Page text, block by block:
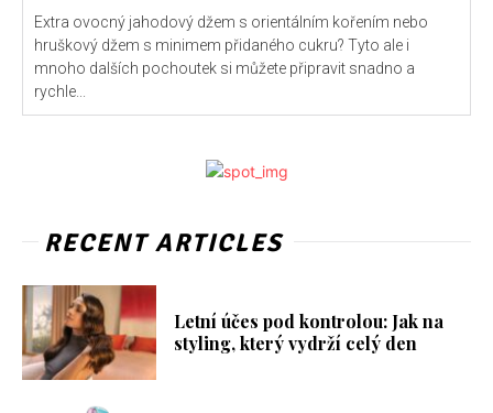
Extra ovocný jahodový džem s orientálním kořením nebo
hruškový džem s minimem přidaného cukru? Tyto ale i
mnoho dalších pochoutek si můžete připravit snadno a
rychle...
RECENT ARTICLES
Letní účes pod kontrolou: Jak na
styling, který vydrží celý den